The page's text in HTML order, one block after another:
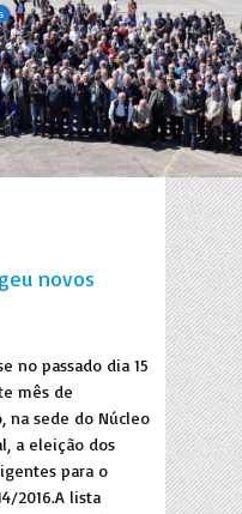
novos
no passado dia 15
mês de
na sede do Núcleo
a eleição dos
para o
2016.A lista